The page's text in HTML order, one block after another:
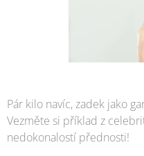
Pár kilo navíc, zadek jako
Vezměte si příklad z
nedokonalostí přednosti!